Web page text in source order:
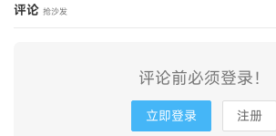
评论 抢沙发
评论前必须登录！
立即登录 注册